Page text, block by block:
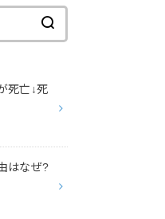
死亡↓死
はなぜ?